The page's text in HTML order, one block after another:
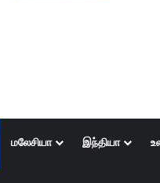
மலேசியா இந்தியா